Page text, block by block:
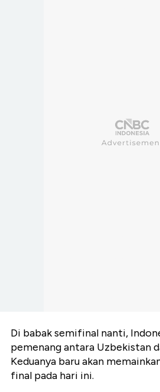
Di babak semifinal nanti,
pemenang antara Uzbekistan
Keduanya baru akan
final pada hari ini.